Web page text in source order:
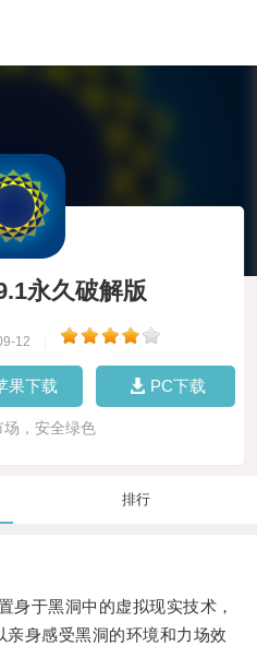
永久破解版
12
果下载 PC下载
场，安全绿色
排行
于黑洞中的虚拟现实技术，
身感受黑洞的环境和力场效